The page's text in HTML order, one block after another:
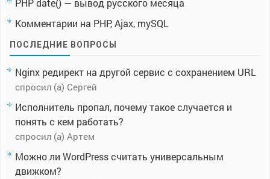
PHP date() — вывод русского месяца
Комментарии на PHP, Ajax, mySQL
ПОСЛЕДНИЕ ВОПРОСЫ
Nginx редирект на другой сервис с сохранением URL
спросил (а) Сергей
Исполнитель пропал, почему такое случается и
понять с кем работать?
спросил (а) Артем
Можно ли WordPress считать универсальным
движком?